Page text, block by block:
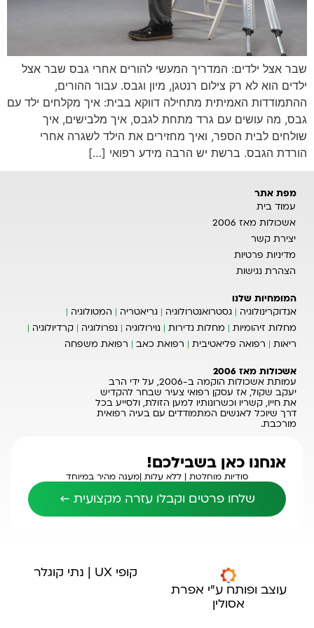
שבר אצל ילדים: המדריך המעשי להורים אחרי גבס שבר אצל
ילדים הוא לא רק צילום רנטגן, מיון וגבס. עבור ההורים,
ההתמודדות האמיתית מתחילה דווקא בבית: איך מקלחים ילד עם
גבס, מה עושים עם גרד מתחת לגבס, איך מלבישים, איך
שולחים לבית הספר, ואיך מחזירים את הילד לשגרה אחרי
הורדת הגבס. ברשת יש הרבה מידע רפואי […]
מפת אתר
עמוד בית
אשכולות מאז 2006
יצירת קשר
מדיניות פרטיות
הצהרת נגישות
המומחיות שלנו
אנדוקרינולוגיה
גסטרואנטרולוגיה גריאטריה
המטולוגיה
מחלות זיהומיות
מחלות נדירות נוירולוגיה נפרולוגיה
קרדיולוגיה
ריאות
רפואה פליאטיבית רפואת כאב רפואת משפחה
אשכולות מאז 2006
עמותת אשכולות הוקמה ב-2006, על ידי הרב
יעקב שקול, אז עסקן רפואי צעיר שבחר להקדיש
את חייו, קשריו וכשרונותיו למען הזולת, ולסייע בכל
דרך שיוכל לאנשים המתמודדים עם בעיה רפואית
מורכבת.
אנחנו כאן בשבילכם!
סודיות מוחלטת | ללא עלות |מענה מהיר במיוחד
שלחו פרטים וקבלו עזרה מקצועית ←
עוצב ופותח ע"י אפרת
אסולין
קופי UX | נתי קוגלר